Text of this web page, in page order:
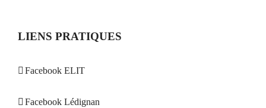
LIENS PRATIQUES
Facebook ELIT
Facebook Lédignan